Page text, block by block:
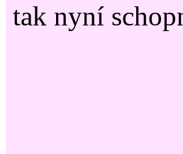
tak nyní